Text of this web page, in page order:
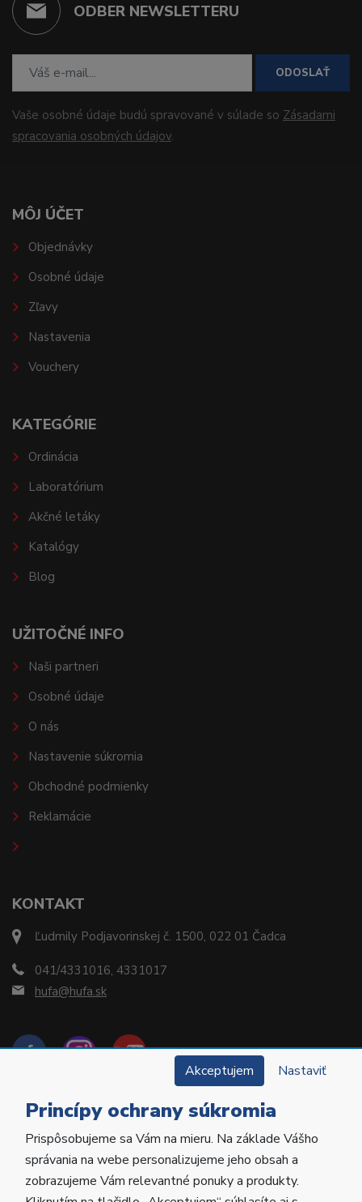
ODBER NEWSLETTERU
ODOSLAŤ
Vaše osobné údaje budú spravované v súlade so Zásadami
spracovania osobných údajov.
KONTAKT
Ľudmily Podjavorinskej č. 1500, 022 01 Čadca
041/4331016, 4331017
hufa@hufa.sk
MÔJ ÚČET
Objednávky
Osobné údaje
Zľavy
Nastavenia
Vouchery
KATEGÓRIE
Ordinácia
Laboratórium
Akčné letáky
Katalógy
Blog
UŽITOČNÉ INFO
Naši partneri
Osobné údaje
O nás
Nastavenie súkromia
Obchodné podmienky
Reklamácie
Copyright © 2022 Hu-Fa Dental a.s. Všetky práva
vyhradené.
Akceptujem Nastaviť
Princípy ochrany súkromia
Prispôsobujeme sa Vám na mieru. Na základe Vášho
správania na webe personalizujeme jeho obsah a
zobrazujeme Vám relevantné ponuky a produkty.